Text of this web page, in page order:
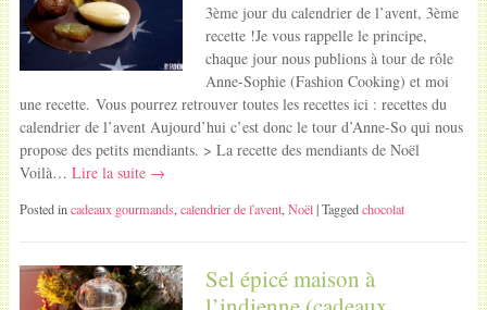
3ème jour du calendrier de l’avent, 3ème
recette !Je vous rappelle le principe,
chaque jour nous publions à tour de rôle
Anne-Sophie (Fashion Cooking) et moi
une recette. Vous pourrez retrouver toutes les recettes ici : recettes du
calendrier de l’avent Aujourd’hui c’est donc le tour d’Anne-So qui nous
propose des petits mendiants. > La recette des mendiants de Noël
Voilà… Lire la suite →
Posted incadeaux gourmands, calendrier de l'avent, Noël | Taggedchocolat
Sel épicé maison à